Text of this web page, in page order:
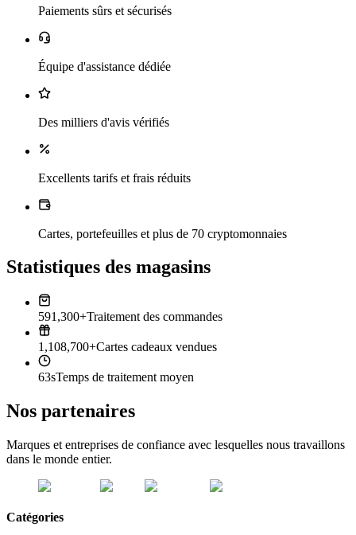
Paiements sûrs et sécurisés
Équipe d'assistance dédiée
Des milliers d'avis vérifiés
Excellents tarifs et frais réduits
Cartes, portefeuilles et plus de 70 cryptomonnaies
Statistiques des magasins
591,300+Traitement des commandes
1,108,700+Cartes cadeaux vendues
63sTemps de traitement moyen
Nos partenaires
Marques et entreprises de confiance avec lesquelles nous travaillons
dans le monde entier.
Catégories